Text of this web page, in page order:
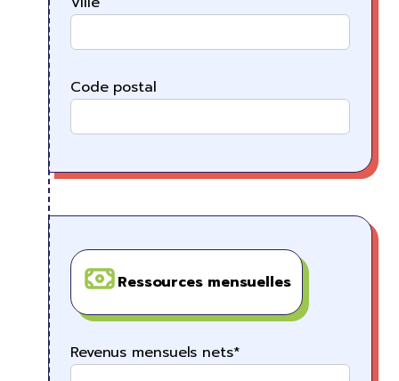
Code postal
Ressources mensuelles
Revenus mensuels nets*